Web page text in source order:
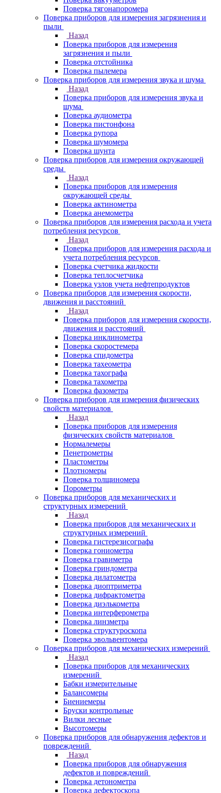
Поверка тягонапоромера
Поверка приборов для измерения загрязнения и
пыли
Назад
Поверка приборов для измерения
загрязнения и пыли
Поверка отстойника
Поверка пылемера
Поверка приборов для измерения звука и шума
Назад
Поверка приборов для измерения звука и
шума
Поверка аудиометра
Поверка пистонфона
Поверка рупора
Поверка шумомера
Поверка шунта
Поверка приборов для измерения окружающей
среды
Назад
Поверка приборов для измерения
окружающей среды
Поверка актинометра
Поверка анемометра
Поверка приборов для измерения расхода и учета
потребления ресурсов
Назад
Поверка приборов для измерения расхода и
учета потребления ресурсов
Поверка счетчика жидкости
Поверка теплосчетчика
Поверка узлов учета нефтепродуктов
Поверка приборов для измерения скорости,
движения и расстояний
Назад
Поверка приборов для измерения скорости,
движения и расстояний
Поверка инклинометра
Поверка скоростемера
Поверка спидометра
Поверка тахеометра
Поверка тахографа
Поверка тахометра
Поверка фазометра
Поверка приборов для измерения физических
свойств материалов
Назад
Поверка приборов для измерения
физических свойств материалов
Нормалемеры
Пенетрометры
Пластометры
Плотномеры
Поверка толщиномера
Порометры
Поверка приборов для механических и
структурных измерений
Назад
Поверка приборов для механических и
структурных измерений
Поверка гистерезисографа
Поверка гониометра
Поверка гравиметра
Поверка гриндометра
Поверка дилатометра
Поверка диоптриметра
Поверка дифрактометра
Поверка диэлькометра
Поверка интерферометра
Поверка линзметра
Поверка структуроскопа
Поверка эвольвентомера
Поверка приборов для механических измерений
Назад
Поверка приборов для механических
измерений
Бабки измерительные
Балансомеры
Биениемеры
Бруски контрольные
Вилки лесные
Высотомеры
Поверка приборов для обнаружения дефектов и
повреждений
Назад
Поверка приборов для обнаружения
дефектов и повреждений
Поверка детонометра
Поверка дефектоскопа